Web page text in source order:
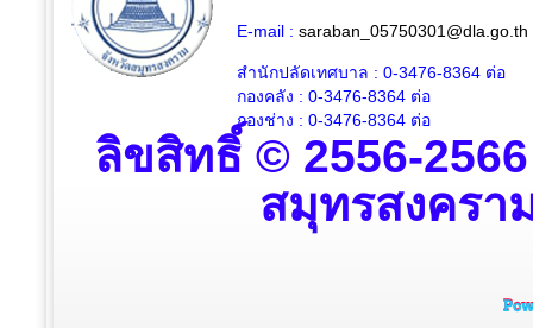
E-mail : saraban_05750301@dla.go.th
สำนักปลัดเทศบาล : 0-3476-8364 ต่อ
กองคลัง : 0-3476-8364 ต่อ
กองช่าง : 0-3476-8364 ต่อ
ลิขสิทธิ์ © 2556-
สมุทรสงครา